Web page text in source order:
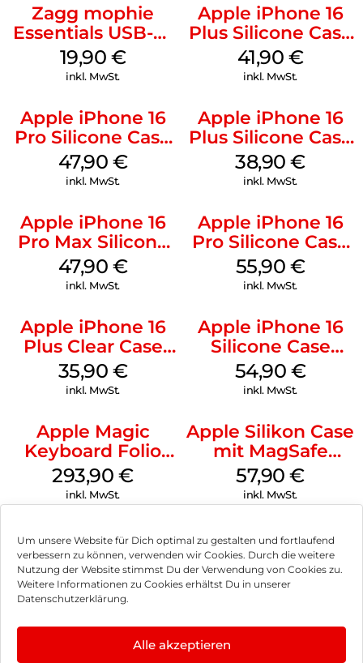
Um unsere Website für Dich optimal zu gestalten und fortlaufend
verbessern zu können, verwenden wir Cookies. Durch die weitere
Nutzung der Website stimmst Du der Verwendung von Cookies zu.
Weitere Informationen zu Cookies erhältst Du in unserer
Datenschutzerklärung.
Alle akzeptieren
Zagg mophie
Essentials USB-C-
20W Charger PD
Weiß
19,90 €
inkl. MwSt.
Apple iPhone 16
Plus Silicone Case
MagSafe Stone
Gray
41,90 €
inkl. MwSt.
Apple iPhone 16
Pro Silicone Case
MagSafe Denim
47,90 €
inkl. MwSt.
Apple iPhone 16
Plus Silicone Case
MagSafe Denim
38,90€
inkl. MwSt.
Apple iPhone 16
Pro Max Silicone
Case MagSafe
Black
47,90 €
inkl. MwSt.
Apple iPhone 16
Pro Silicone Case
MagSafe Stone
Gray
55,90 €
inkl. MwSt.
Apple iPhone 16
Plus Clear Case
MagSafe
Transparent
35,90 €
inkl. MwSt.
Apple iPhone 16
Silicone Case
MagSafe Lake
Green
54,90 €
inkl. MwSt.
Apple Magic
Keyboard Folio
iPad 10.9″ (10.Gen.)
Weiß
293,90€
inkl. MwSt.
Apple Silikon Case
mit MagSafe
iPhone 14 Pro
(PRODUCT)RED
57,90€
inkl. MwSt.
Impressum